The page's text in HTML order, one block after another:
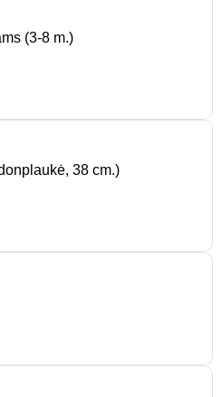
(3-8 m.)
38 cm.)